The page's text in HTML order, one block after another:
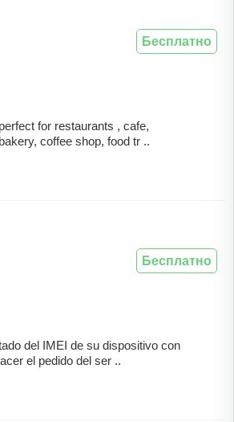
for restaurants , cafe,
coffee shop, food tr ..
Бесплатно
del IMEI de su dispositivo con
el pedido del ser ..
Бесплатно